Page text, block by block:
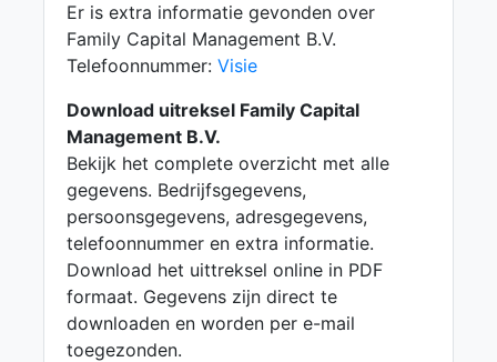
Er is extra informatie gevonden over
Family Capital Management B.V.
Telefoonnummer: Visie
Download uitreksel Family Capital
Management B.V.
Bekijk het complete overzicht met alle
gegevens. Bedrijfsgegevens,
persoonsgegevens, adresgegevens,
telefoonnummer en extra informatie.
Download het uittreksel online in PDF
formaat. Gegevens zijn direct te
downloaden en worden per e-mail
toegezonden.